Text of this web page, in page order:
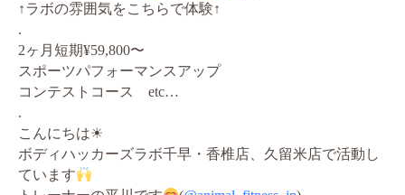
↑ラボの雰囲気をこちらで体験↑
.
2ヶ月短期¥59,800〜
スポーツパフォーマンスアップ
コンテストコース etc…
.
こんにちは☀
ボディハッカーズラボ千早・香椎店、久留米店で活動し
ています